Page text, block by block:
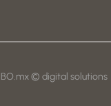
© digital solutions